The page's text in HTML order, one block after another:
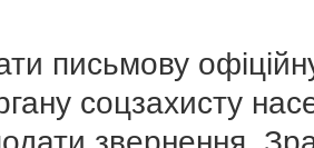
письмову
соцзахисту